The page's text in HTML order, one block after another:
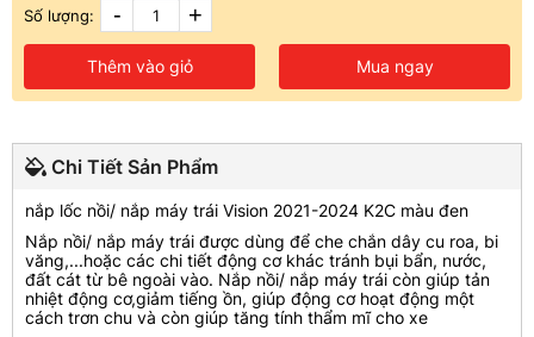
Số lượng: - +
Thêm vào giỏ Mua ngay
Chi Tiết Sản Phẩm
nắp lốc nồi/ nắp máy trái Vision 2021-2024 K2C màu đen
Nắp nồi/ nắp máy trái được dùng để che chắn dây cu roa, bi
văng,...hoặc các chi tiết động cơ khác tránh bụi bẩn, nước,
đất cát từ bê ngoài vào. Nắp nồi/ nắp máy trái còn giúp tản
nhiệt động cơ,giảm tiếng ồn, giúp động cơ hoạt động một
cách trơn chu và còn giúp tăng tính thẩm mĩ cho xe